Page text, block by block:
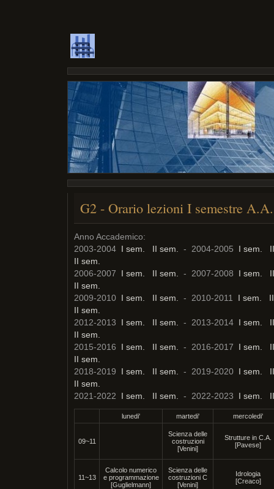
G2 - Orario lezioni I semestre
Anno Accademico:
2003-2004 I sem. II sem. - 2004-2005 I sem.
II sem.
2006-2007 I sem. II sem. - 2007-2008 I sem.
II sem.
2009-2010 I sem. II sem. - 2010-2011 I sem.
II sem.
2012-2013 I sem. II sem. - 2013-2014 I sem.
II sem.
2015-2016 I sem. II sem. - 2016-2017 I sem.
II sem.
2018-2019 I sem. II sem. - 2019-2020 I sem.
II sem.
2021-2022 I sem. II sem. - 2022-2023 I sem.
lunedi' martedi' mercoledi'
09~11
Scienza delle
costruzioni
[Venini]
Strutture in C.A.
[Pavese]
11~13
Calcolo numerico
e programmazione
[Guglielmann]
Scienza delle
costruzioni C
[Venini]
Idrologia
[Creaco]